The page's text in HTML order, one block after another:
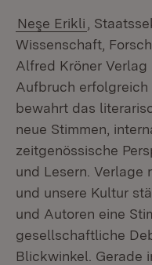
Neşe Erikli
,
Wissenschaft,
Alfred Kröner Verlag
Aufbruch erfolgreich
bewahrt das
neue Stimmen,
zeitgenössische
und Lesern. Verlage
und unsere Kultur
und Autoren eine
gesellschaftliche
Blickwinkel. Gerade